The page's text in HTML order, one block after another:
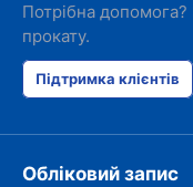
Потрібна допомога?
прокату.
Підтримка клієнтів
Обліковий запис